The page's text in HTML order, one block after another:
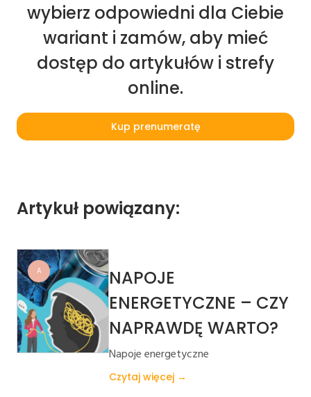
wybierz odpowiedni dla Ciebie
wariant i zamów, aby mieć
dostęp do artykułów i strefy
online.
Kup prenumeratę
Artykuł powiązany:
A
NAPOJE
ENERGETYCZNE – CZY
NAPRAWDĘ WARTO?
Napoje energetyczne
Czytaj więcej →